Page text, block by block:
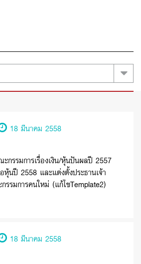
18 มีนาคม 2558
กรรมการเรื่องเงิน/หุ้นปันผลปี 2557
นปี 2558 และแต่งตั้งประธานเจ้า
รรมการคนใหม่ (แก้ไขTemplate2)
18 มีนาคม 2558